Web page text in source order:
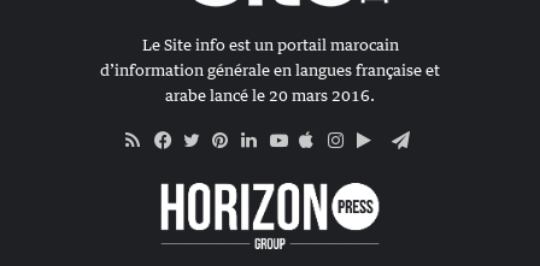
Le Site info est un portail marocain
d’information générale en langues française et
arabe lancé le 20 mars 2016.
RSS
Apple
Google
Telegram